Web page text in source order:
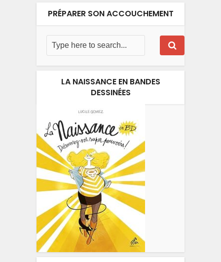
PRÉPARER SON ACCOUCHEMENT
LA NAISSANCE EN BANDES
DESSINÉES